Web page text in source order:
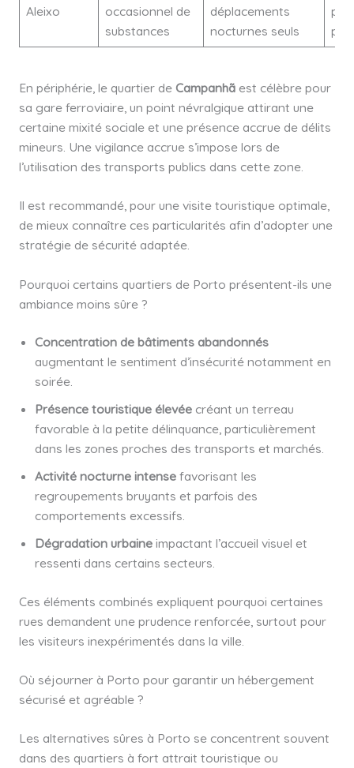
Aleixo
occasionnel de
substances
déplacements
nocturnes seuls
En périphérie, le quartier de Campanhãest célèbre pour
sa gare ferroviaire, un point névralgique attirant une
certaine mixité sociale et une présence accrue de délits
mineurs. Une vigilance accrue s’impose lors de
l’utilisation des transports publics dans cette zone.
Il est recommandé, pour une visite touristique optimale,
de mieux connaître ces particularités afin d’adopter une
stratégie de sécurité adaptée.
Pourquoi certains quartiers de Porto présentent-ils une
ambiance moins sûre ?
Concentration de bâtiments abandonnés
augmentant le sentiment d’insécurité notamment en
soirée.
Présence touristique élevéecréant un terreau
favorable à la petite délinquance, particulièrement
dans les zones proches des transports et marchés.
Activité nocturne intensefavorisant les
regroupements bruyants et parfois des
comportements excessifs.
Dégradation urbaineimpactant l’accueil visuel et
ressenti dans certains secteurs.
Ces éléments combinés expliquent pourquoi certaines
rues demandent une prudence renforcée, surtout pour
les visiteurs inexpérimentés dans la ville.
Où séjourner à Porto pour garantir un hébergement
sécurisé et agréable ?
Les alternatives sûres à Porto se concentrent souvent
dans des quartiers à fort attrait touristique ou